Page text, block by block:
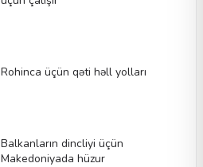
Rohinca üçün qəti həll yolları
Balkanların dincliyi üçün
Makedoniyada hüzur